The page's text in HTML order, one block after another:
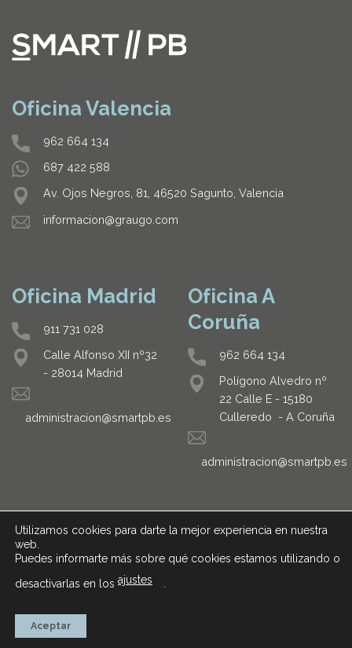
Oficina Madrid
911 731 028
Calle Alfonso XII nº32
- 28014 Madrid
administracion@smartpb.es
Oficina Valencia
962 664 134
687 422 588
Av. Ojos Negros, 81, 46520 Sagunto, Valencia
informacion@graugo.com
Oficina A
Coruña
962 664 134
Polígono Alvedro nº
22 Calle E - 15180
Culleredo - A Coruña
administracion@smartpb.es
Copyright 2026 ©
Utilizamos cookies para darte la mejor experiencia en nuestra
web.
Puedes informarte más sobre qué cookies estamos utilizando o
desactivarlas en los ajustes
Aceptar